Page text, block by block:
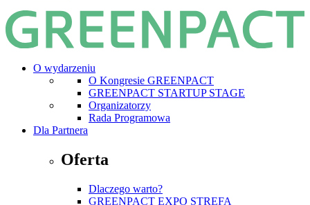
O wydarzeniu
O Kongresie GREENPACT
GREENPACT STARTUP STAGE
Organizatorzy
Rada Programowa
Dla Partnera
Oferta
Dlaczego warto?
GREENPACT EXPO STREFA